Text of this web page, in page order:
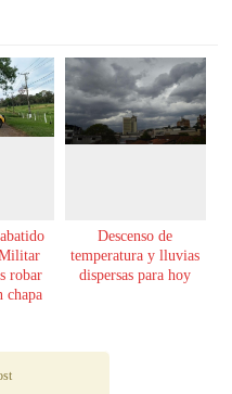
robar
chapa
Descenso de
temperatura y lluvias
dispersas para hoy